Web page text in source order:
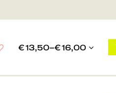
€ 13,50–€ 16,00